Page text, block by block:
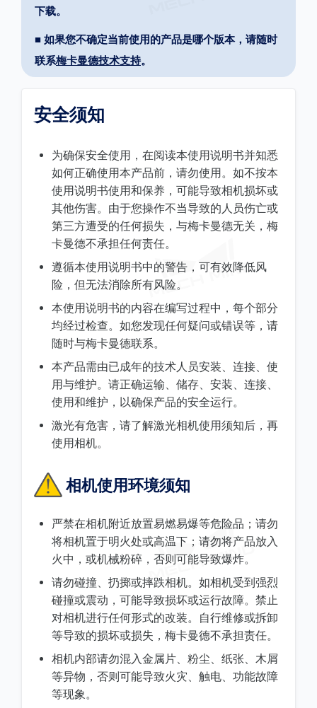
下载。
■ 如果您不确定当前使用的产品是哪个版本，请随时
联系梅卡曼德技术支持。
安全须知
为确保安全使用，在阅读本使用说明书并知悉
如何正确使用本产品前，请勿使用。如不按本
使用说明书使用和保养，可能导致相机损坏或
其他伤害。由于您操作不当导致的人员伤亡或
第三方遭受的任何损失，与梅卡曼德无关，梅
卡曼德不承担任何责任。
遵循本使用说明书中的警告，可有效降低风
险，但无法消除所有风险。
本使用说明书的内容在编写过程中，每个部分
均经过检查。如您发现任何疑问或错误等，请
随时与梅卡曼德联系。
本产品需由已成年的技术人员安装、连接、使
用与维护。请正确运输、储存、安装、连接、
使用和维护，以确保产品的安全运行。
激光有危害，请了解激光相机使用须知后，再
使用相机。
相机使用环境须知
严禁在相机附近放置易燃易爆等危险品；请勿
将相机置于明火处或高温下；请勿将产品放入
火中，或机械粉碎，否则可能导致爆炸。
请勿碰撞、扔掷或摔跌相机。如相机受到强烈
碰撞或震动，可能导致损坏或运行故障。禁止
对相机进行任何形式的改装。自行维修或拆卸
等导致的损坏或损失，梅卡曼德不承担责任。
相机内部请勿混入金属片、粉尘、纸张、木屑
等异物，否则可能导致火灾、触电、功能故障
等现象。